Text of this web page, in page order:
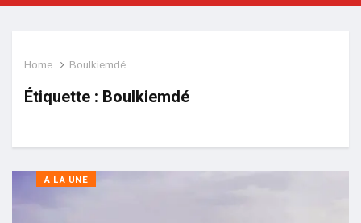
Home Boulkiemdé
Étiquette : Boulkiemdé
A LA UNE